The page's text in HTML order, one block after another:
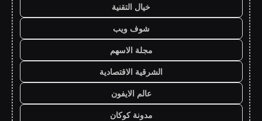
خيال التقنية
شوف ويب
مجلة الاسهم
الشرقية الاقتصادية
عالم الايفون
مدونة كوكان